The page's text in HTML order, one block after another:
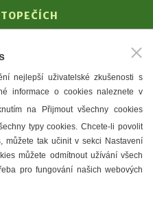
a galerie
nejlepší uživatelské zkušenosti s
informace o cookies naleznete v
na Přijmout všechny cookies
typy cookies. Chcete-li povolit
můžete tak učinit v sekci Nastavení
můžete odmítnout užívání všech
pro fungování našich webových